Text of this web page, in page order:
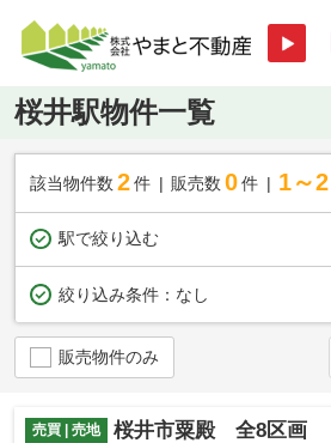
桜井駅物件一覧
該当物件数 2件 販売数 0 件 1～2
駅で絞り込む
絞り込み条件： なし
販売物件のみ
売買 | 売地 桜井市粟殿 全8区画